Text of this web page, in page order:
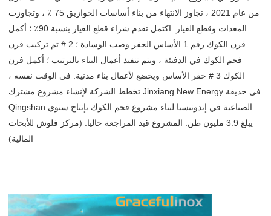
من عام 2021 ، تجاوز الانتهاء من بناء أساسات الخوازيق 75 ٪ ، وتجاوزت
المعدات وقطع الغيار. اكتمل تقدم شراء قطع الغيار بنسبة 90٪ ؛ أكمل
فرن الكوك رقم 1 الأساس الحفر وصب الوسادة ؛ 2 # تم تركيب فرن
فحم الكوك في الدفيئة ، ويتم تنفيذ أعمال البناء بالترتيب ؛ أكمل فرن
الكوك 3 # حفر الأساس ويخضع لأعمال بناء مدنية. في الوقت نفسه ،
تخطط الشركة لإنشاء مشروع مشترك Jinxiang New Energy في حديقة
Qingshan الصناعية في إندونيسيا لبناء مشروع فحم الكوك بإنتاج سنوي
يبلغ 3.9 مليون طن. المشروع قيد المراجعة حاليا. (مركز فلوش للأبحاث
المالية)